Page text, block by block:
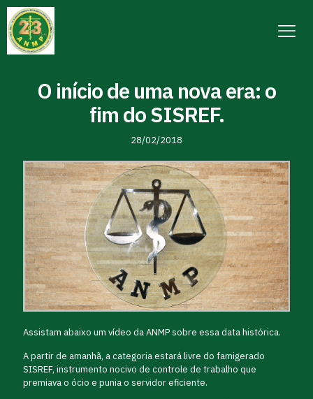
O início de uma nova era: o
fim do SISREF.
28/02/2018
Assistam abaixo um vídeo da ANMP sobre essa data histórica.
A partir de amanhã, a categoria estará livre do famigerado
SISREF, instrumento nocivo de controle de trabalho que
premiava o ócio e punia o servidor eficiente.